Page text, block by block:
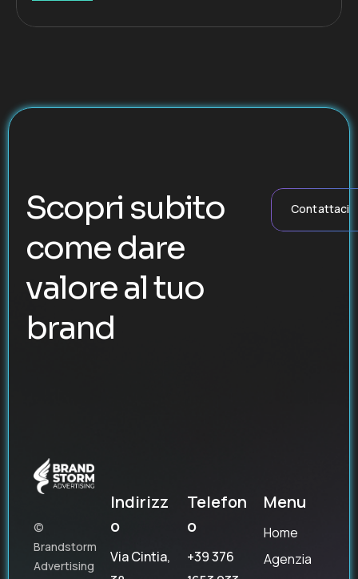
Scopri subito
come dare
valore al tuo
brand
Contattaci
©
Brandstorm
Advertising
Indirizz
o
Via Cintia,
Telefon
o
+39 376
Menu
Home
Agenzia